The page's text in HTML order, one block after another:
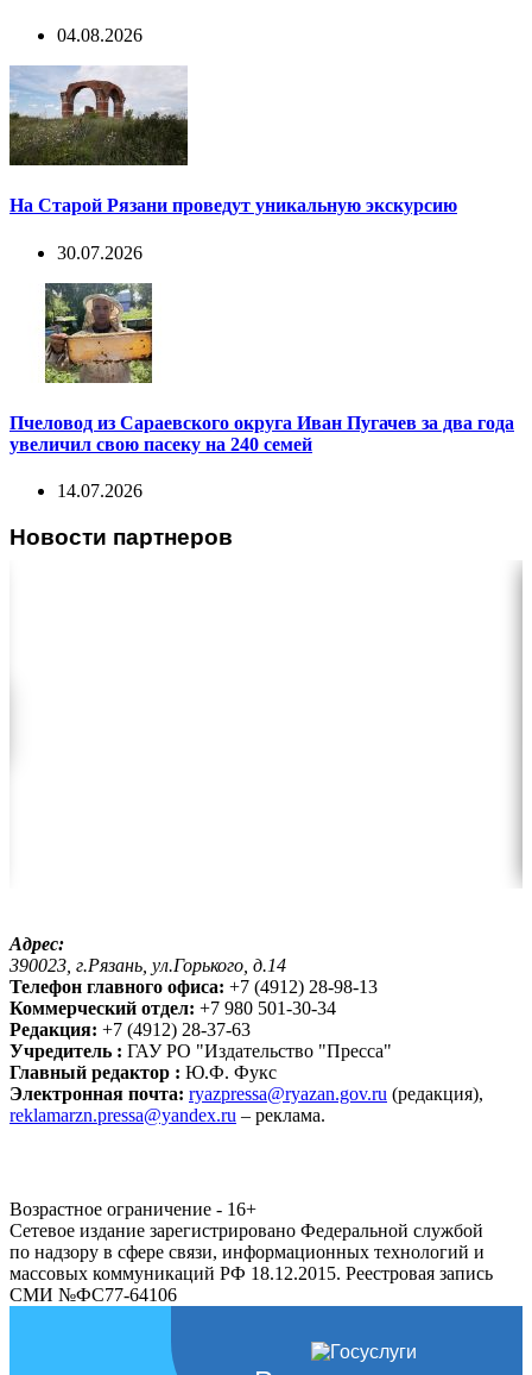
04.08.2026
На Старой Рязани проведут уникальную экскурсию
30.07.2026
Пчеловод из Сараевского округа Иван Пугачев за два года
увеличил свою пасеку на 240 семей
14.07.2026
Новости партнеров
Адрес:
390023, г.Рязань, ул.Горького, д.14
Телефон главного офиса: +7 (4912) 28-98-13
Коммерческий отдел: +7 980 501-30-34
Редакция: +7 (4912) 28-37-63
Учредитель : ГАУ РО "Издательство "Пресса"
Главный редактор : Ю.Ф. Фукс
Электронная почта: ryazpressa@ryazan.gov.ru (редакция),
reklamarzn.pressa@yandex.ru – реклама.
Возрастное ограничение - 16+
Сетевое издание зарегистрировано Федеральной службой
по надзору в сфере связи, информационных технологий и
массовых коммуникаций РФ 18.12.2015. Реестровая запись
СМИ №ФС77-64106